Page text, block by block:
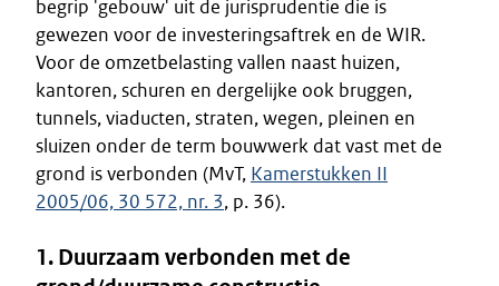
begrip 'gebouw' uit de jurisprudentie die is
gewezen voor de investeringsaftrek en de WIR.
Voor de omzetbelasting vallen naast huizen,
kantoren, schuren en dergelijke ook bruggen,
tunnels, viaducten, straten, wegen, pleinen en
sluizen onder de term bouwwerk dat vast met de
grond is verbonden (MvT, Kamerstukken II
2005/06, 30 572, nr. 3, p. 36).
1. Duurzaam verbonden met de